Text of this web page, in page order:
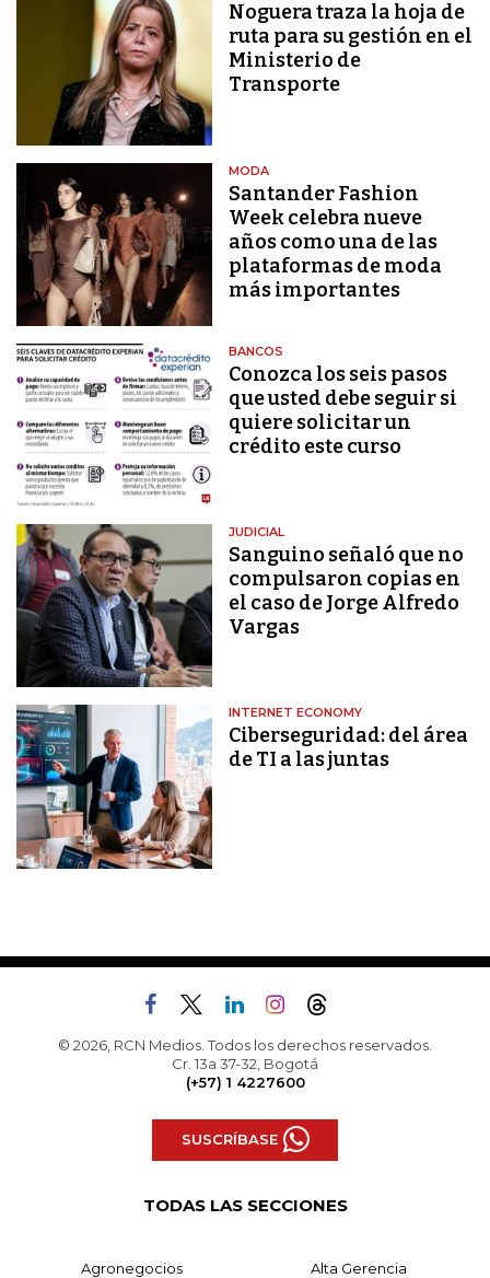
Noguera traza la hoja de
ruta para su gestión en el
Ministerio de
Transporte
MODA
Santander Fashion
Week celebra nueve
años como una de las
plataformas de moda
más importantes
BANCOS
Conozca los seis pasos
que usted debe seguir si
quiere solicitar un
crédito este curso
JUDICIAL
Sanguino señaló que no
compulsaron copias en
el caso de Jorge Alfredo
Vargas
INTERNET ECONOMY
Ciberseguridad: del área
de TI a las juntas
© 2026, RCN Medios. Todos los derechos reservados.
Cr. 13a 37-32, Bogotá
(+57) 1 4227600
SUSCRÍBASE
TODAS LAS SECCIONES
Agronegocios Alta Gerencia